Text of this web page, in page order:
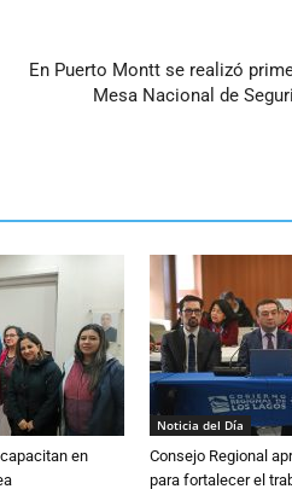
En Puerto Montt se realizó
Mesa Nacional de
en
Noticia del Día
Consejo Regional
para fortalecer el